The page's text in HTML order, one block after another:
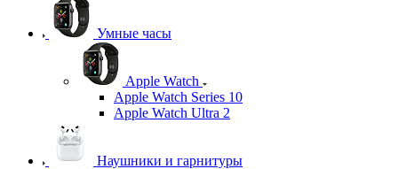
Умные часы
Apple Watch
Apple Watch Series 10
Apple Watch Ultra 2
Наушники и гарнитуры